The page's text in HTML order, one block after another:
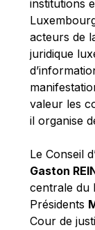
Pat
institutions
acteurs de
juridique
valeur les
il organise
Le Conseil
Gaston
centrale du
Présidents
Cour de